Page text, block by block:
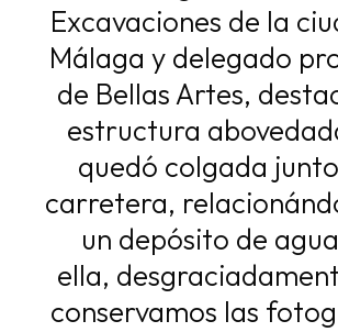
Excavaciones de la
Málaga y delegado
de Bellas Artes,
estructura
quedó colgada
carretera,
un depósito de
ella,
conservamos las